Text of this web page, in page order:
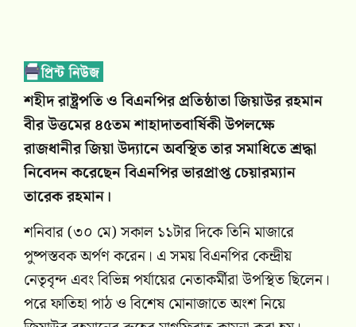
শহীদ রাষ্ট্রপতি ও বিএনপির প্রতিষ্ঠাতা জিয়াউর রহমান
বীর উত্তমের ৪৫তম শাহাদাতবার্ষিকী উপলক্ষে
রাজধানীর জিয়া উদ্যানে অবস্থিত তার সমাধিতে শ্রদ্ধা
নিবেদন করেছেন বিএনপির ভারপ্রাপ্ত চেয়ারম্যান
তারেক রহমান।
শনিবার (৩০ মে) সকাল ১১টার দিকে তিনি মাজারে
পুষ্পস্তবক অর্পণ করেন। এ সময় বিএনপির কেন্দ্রীয়
নেতৃবৃন্দ এবং বিভিন্ন পর্যায়ের নেতাকর্মীরা উপস্থিত ছিলেন।
পরে ফাতিহা পাঠ ও বিশেষ মোনাজাতে অংশ নিয়ে